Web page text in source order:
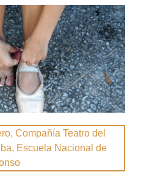
, Compañía Teatro del
, Escuela Nacional de